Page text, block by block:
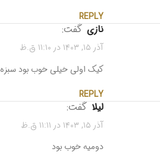
REPLY
نازی گفت:
آذر ۱۵, ۱۴۰۳ در ۱۱:۱۰ ق.ظ
کیک اولی خیلی خوب بود سبزه
REPLY
لیلا گفت:
آذر ۱۵, ۱۴۰۳ در ۱۱:۱۱ ق.ظ
دومیه خوب بود